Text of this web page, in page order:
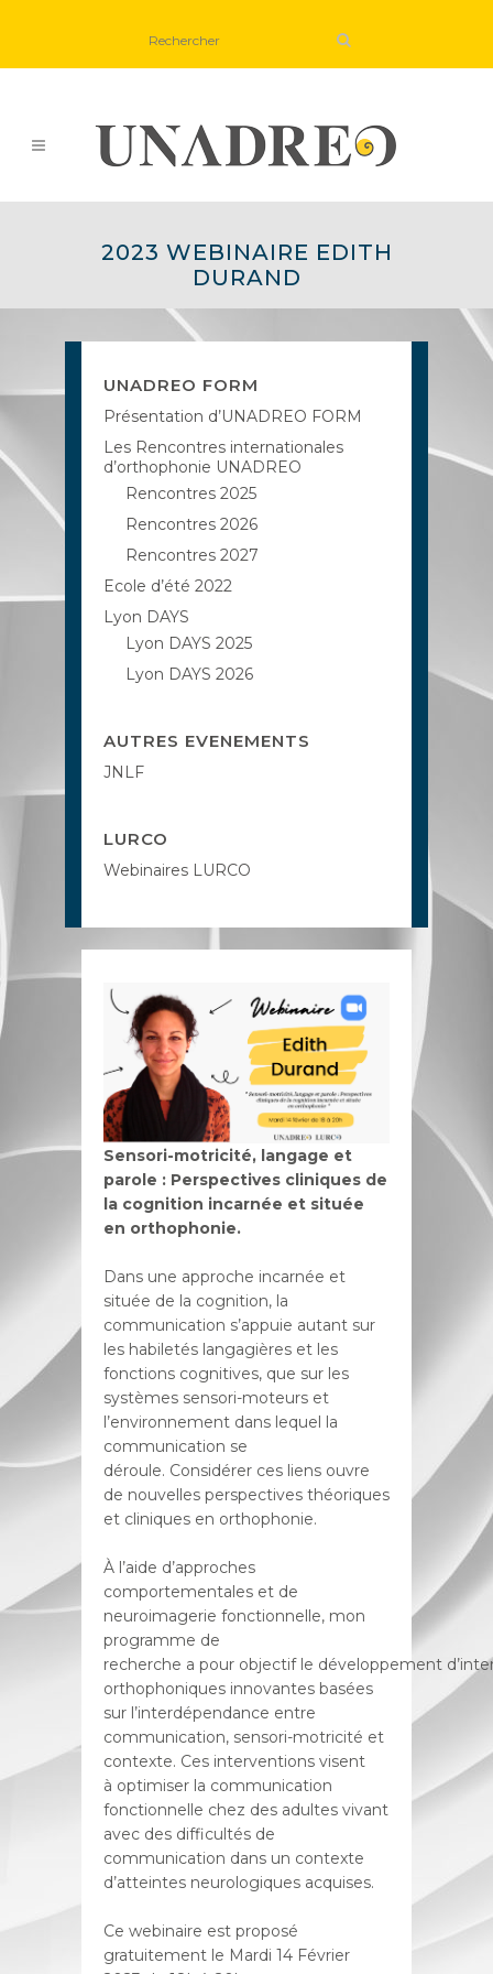
2023 WEBINAIRE EDITH
DURAND
UNADREO FORM
Présentation d’UNADREO FORM
Les Rencontres internationales
d’orthophonie UNADREO
Rencontres 2025
Rencontres 2026
Rencontres 2027
Ecole d’été 2022
Lyon DAYS
Lyon DAYS 2025
Lyon DAYS 2026
AUTRES EVENEMENTS
JNLF
LURCO
Webinaires LURCO
Sensori-motricité, langage et
parole : Perspectives cliniques de
la cognition incarnée et située
en orthophonie.
Dans une approche incarnée et
située de la cognition, la
communication s’appuie autant sur
les habiletés langagières et les
fonctions cognitives, que sur les
systèmes sensori-moteurs et
l’environnement dans lequel la
communication se
déroule. Considérer ces liens ouvre
de nouvelles perspectives théoriques
et cliniques en orthophonie.
À l’aide d’approches
comportementales et de
neuroimagerie fonctionnelle, mon
programme de
recherche a pour objectif le développement
orthophoniques innovantes basées
sur l’interdépendance entre
communication, sensori-motricité et
contexte. Ces interventions visent
à optimiser la communication
fonctionnelle chez des adultes vivant
avec des difficultés de
communication dans un contexte
d’atteintes neurologiques acquises.
Ce webinaire est proposé
gratuitement le Mardi 14 Février